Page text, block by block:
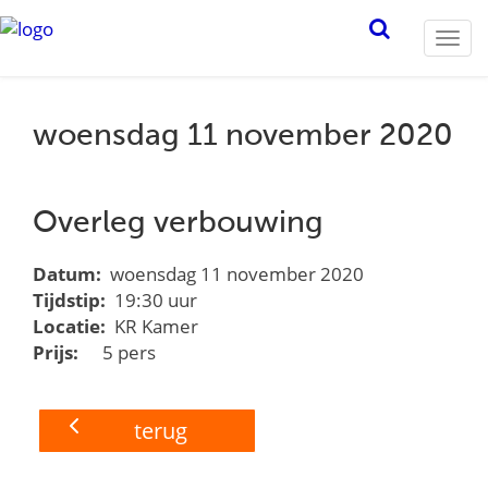
woensdag 11 november 2020
Overleg verbouwing
Datum: woensdag 11 november 2020
Tijdstip: 19:30 uur
Locatie: KR Kamer
Prijs:
5 pers
terug